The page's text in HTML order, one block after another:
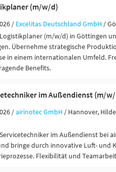
(m/w/d)
/ Excelitas Deutschland GmbH /
(m/w/d) in Göttingen
Übernehme strategische
in einem internationalen Umfeld.
Benefits.
im Außendienst (m/
/airinotec GmbH / Hannover,
im Außendienst bei
bringe durch innovative Luft- und
Flexibilität und